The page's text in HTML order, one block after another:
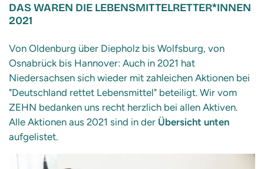
DAS WAREN DIE LEBENSMITTELRETTER*INNEN
2021
Von Oldenburg über Diepholz bis Wolfsburg, von
Osnabrück bis Hannover: Auch in 2021 hat
Niedersachsen sich wieder mit zahleichen Aktionen bei
"Deutschland rettet Lebensmittel" beteiligt. Wir vom
ZEHN bedanken uns recht herzlich bei allen Aktiven.
Alle Aktionen aus 2021 sind in der Übersicht unten
aufgelistet.